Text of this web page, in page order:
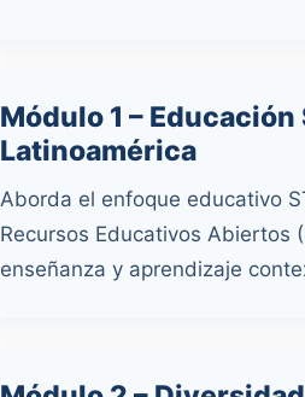
Módulo 1 –
Latinoamérica
Aborda el enfoque educativo
Recursos Educativos Abiertos
enseñanza y aprendizaje